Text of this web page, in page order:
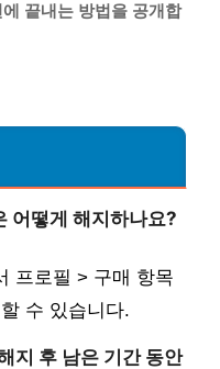
끝내는 방법을 공개합
어떻게 해지하나요?
프로필 > 구매 항목
수 있습니다.
지 후 남은 기간 동안